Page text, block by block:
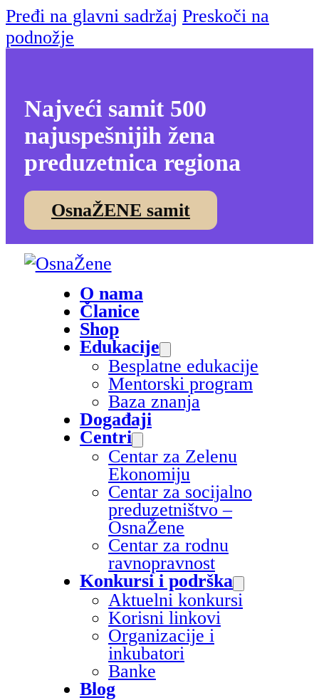
Pređi na glavni sadržaj Preskoči na
podnožje
Najveći samit 500
najuspešnijih žena
preduzetnica regiona
OsnaŽENE samit
O nama
Članice
Shop
Edukacije
Besplatne edukacije
Mentorski program
Baza znanja
Događaji
Centri
Centar za Zelenu
Ekonomiju
Centar za socijalno
preduzetništvo –
OsnaŽene
Centar za rodnu
ravnopravnost
Konkursi i podrška
Aktuelni konkursi
Korisni linkovi
Organizacije i
inkubatori
Banke
Blog